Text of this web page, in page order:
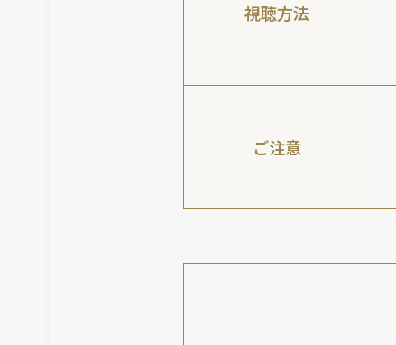
視聴方法
ご注意